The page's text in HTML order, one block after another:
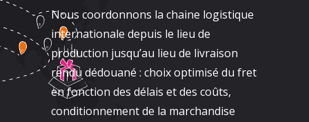
Nous coordonnons la chaine logistique
internationale depuis le lieu de
production jusqu’au lieu de livraison
rendu dédouané : choix optimisé du fret
en fonction des délais et des coûts,
conditionnement de la marchandise